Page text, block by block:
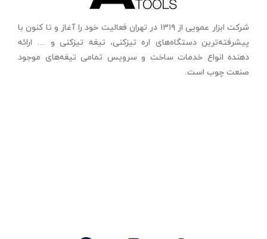
شرکت ابزار عمویی از ۱۳۱۹ در تهران فعالیت خود را آغاز و تا کنون با
پیشرفته‌ترین دستگاه‌های اره تیزکنی، تیغه تیزکنی و … ارائه
دهنده انواع خدمات ساخت و سرویس تمامی تیغه‌های موجود
صنعت چوب است.